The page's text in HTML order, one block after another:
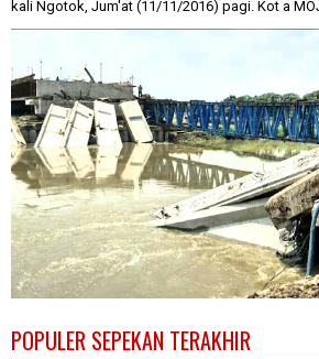
kali Ngotok, Jum'at (11/11/2016) pagi. Kot a
POPULER SEPEKAN TERAKHIR